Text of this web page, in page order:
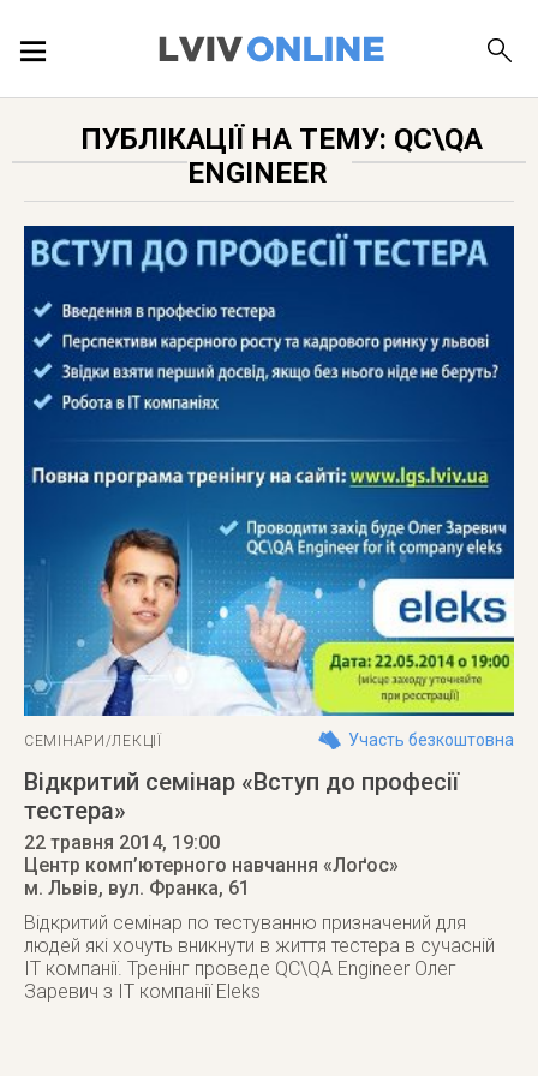
ПУБЛІКАЦІЇ
ПУБЛІКАЦІЇ НА ТЕМУ: QC\QA
ENGINEER
СЕМІНАРИ/ЛЕКЦІЇ Участь безкоштовна
Відкритий семінар «Вступ до професії
тестера»
22 травня 2014, 19:00
Центр комп’ютерного навчання «Лоґос»
м. Львів, вул. Франка, 61
Відкритий семінар по тестуванню призначений для
людей які хочуть вникнути в життя тестера в сучасній
ІТ компанії. Тренінг проведе QC\QA Engineer Олег
Заревич з ІТ компанії Eleks